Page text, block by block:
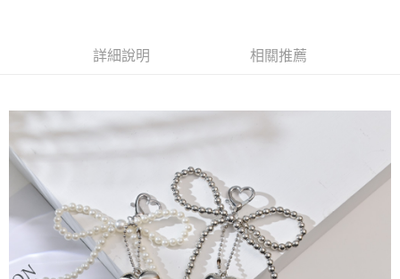
※ 交易是否成功請以「AFTEE先享後付 」之結帳頁面顯示為準，若有關於
【注意事項】
１．透過由恩沛科技股份有限公司提供之「AFTEE先享後付」服務完成之交
易，需依本服務之必要範圍內提供個人資料，並將交易相關給付款項請求債
權轉讓予恩沛科技股份有限公司。
２．關於個人資料處理事宜，請瀏覽以下網址：
https://aftee.tw/terms/#terms3
３．未成年的使用者請事先徵得法定代理人或監護人之同意方可使用
「AFTEE先享後付」，若未經同意申辦者引起之損失，本公司不負相關責
４．使用「AFTEE先享後付」時，將依據個別帳號之用戶狀況，依本公司即
付款後萊爾富取貨
7-11取貨付款
每筆NT$65，滿NT$490(含以上)免運費
付款後7-11取貨
每筆NT$65，滿NT$490(含以上)免運費
宅配(本島)
每筆NT$100，滿NT$790(含以上)免運費
詳細說明 相關推薦